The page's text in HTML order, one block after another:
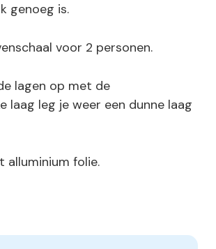
genoeg is.
voor 2 personen.
lagen op met de
laag leg je weer een dunne laag
alluminium folie.